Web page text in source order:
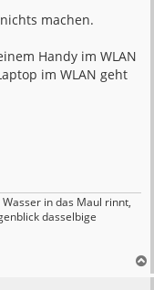
machen.
Handy im WLAN
im WLAN geht
in das Maul rinnt,
dasselbige